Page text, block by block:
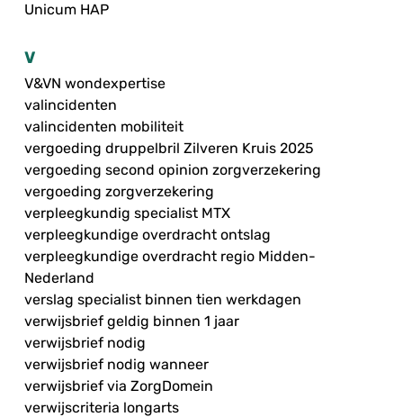
Unicum HAP
V
V&VN wondexpertise
valincidenten
valincidenten mobiliteit
vergoeding druppelbril Zilveren Kruis 2025
vergoeding second opinion zorgverzekering
vergoeding zorgverzekering
verpleegkundig specialist MTX
verpleegkundige overdracht ontslag
verpleegkundige overdracht regio Midden-
Nederland
verslag specialist binnen tien werkdagen
verwijsbrief geldig binnen 1 jaar
verwijsbrief nodig
verwijsbrief nodig wanneer
verwijsbrief via ZorgDomein
verwijscriteria longarts